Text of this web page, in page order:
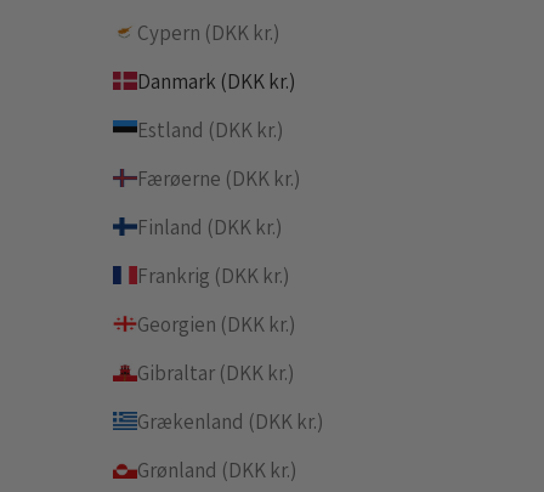
Cypern (DKK kr.)
Danmark (DKK kr.)
Estland (DKK kr.)
Færøerne (DKK kr.)
Finland (DKK kr.)
Frankrig (DKK kr.)
Georgien (DKK kr.)
Gibraltar (DKK kr.)
Grækenland (DKK kr.)
Grønland (DKK kr.)